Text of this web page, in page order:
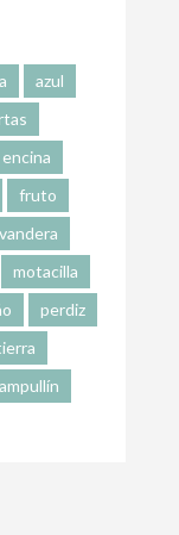
azul
encina
fruto
motacilla
perdiz